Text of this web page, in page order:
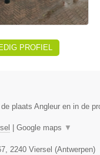
PROFIEL
plaats Angleur en in de
| Google maps ▼
2240 Viersel (Antwerpen)